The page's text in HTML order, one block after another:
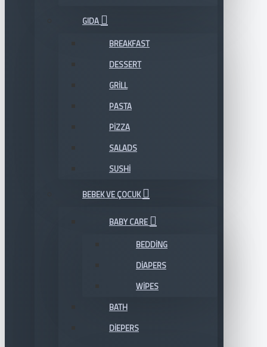
GIDA
BREAKFAST
DESSERT
GRILL
PASTA
PIZZA
SALADS
SUSHI
BEBEK VE ÇOCUK
BABY CARE
BEDDING
DIAPERS
WIPES
BATH
DIEPERS